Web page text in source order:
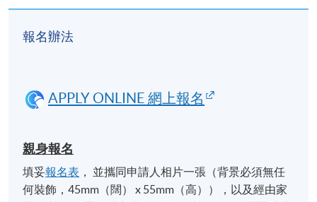
報名辦法
APPLY ONLINE 網上報名
親身報名
填妥報名表 ， 並攜同申請人相片一張（背景必須無任
何裝飾，45mm（闊） x 55mm（高）），以及經由家